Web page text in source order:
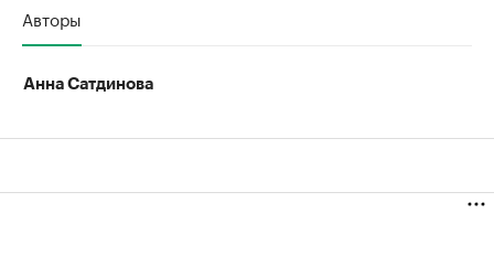
Авторы
Анна Сатдинова